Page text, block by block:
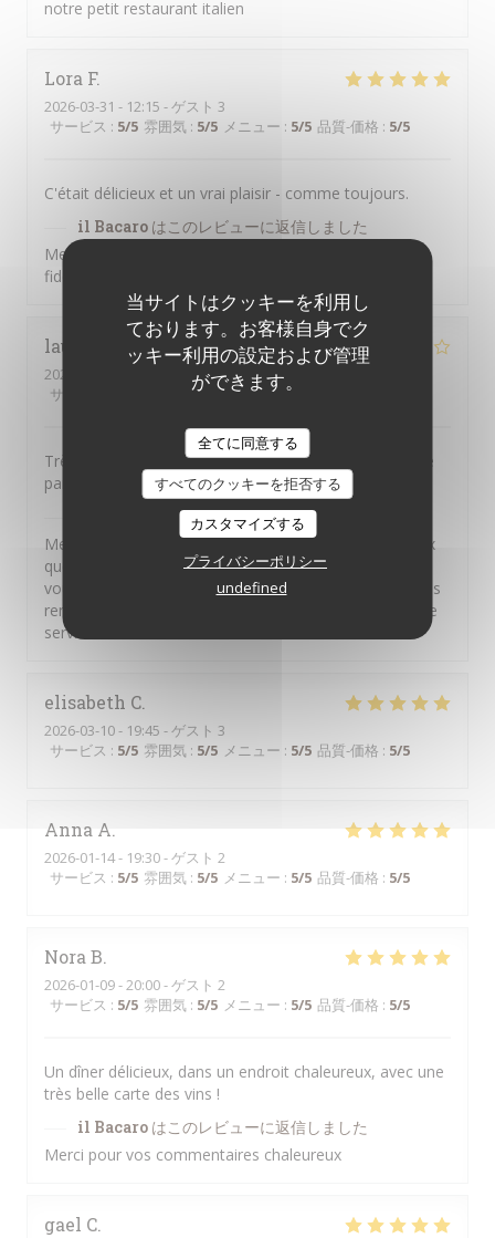
当サイトはクッキーを利用し
ております。お客様自身でク
ッキー利用の設定および管理
ができます。
全てに同意する
すべてのクッキーを拒否する
カスタマイズする
プライバシーポリシー
undefined
notre petit restaurant italien
Lora F
2026-03-31 - 12:15 - ゲスト 3
サービス : 5/5 雰囲気 : 5/5 メニュー : 5/5 品質-価格 : 5/5
C'était délicieux et un vrai plaisir - comme toujours.
il Bacaro はこのレビューに返信しました
Merci pour vos commentaires, Lora, et pour votre
fidélité !
laurence
2026-03-13
- 21:00 - ゲスト 2
サービス
:3 メニュー :4
Très bons plats . Accueil très moyen , personnel qui ne
parle pas.
はこのレビューに返信しました
Merci pour vos commentaires. Nous sommes heureux
que vous ayez apprécié nos plats. Il n'appartient qu'à
vous de solliciter notre personnel pour faire part de vos
remarques ou de vos questions, nous sommes à votre
service
elisabeth C
2026-03-10- 19:45 - ゲスト 3
サービス : 5/5 雰囲気 : 5/5 メニュー : 5/5 品質-価格 : 5/5
Anna A
2026-01-14- 19:30 - ゲスト 2
サービス : 5/5 雰囲気 : 5/5 メニュー : 5/5 品質-価格 : 5/5
Nora B
2026-01-09- 20:00 - ゲスト 2
サービス : 5/5 雰囲気 : 5/5 メニュー : 5/5 品質-価格 : 5/5
Un dîner délicieux, dans un endroit chaleureux, avec une
très belle carte des vins !
il Bacaro はこのレビューに返信しました
Merci pour vos commentaires chaleureux
gael C